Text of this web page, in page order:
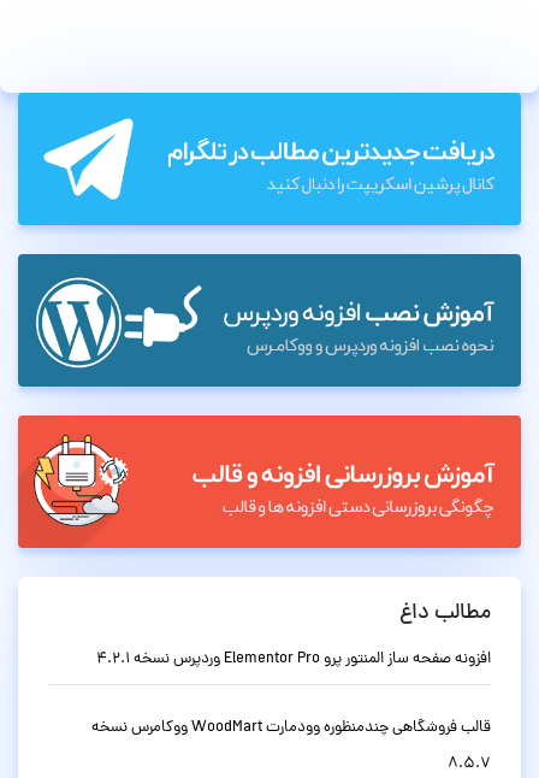
مطالب داغ
افزونه صفحه ساز المنتور پرو Elementor Pro وردپرس نسخه 4.2.1
قالب فروشگاهی چندمنظوره وودمارت WoodMart ووکامرس نسخه
8.5.7